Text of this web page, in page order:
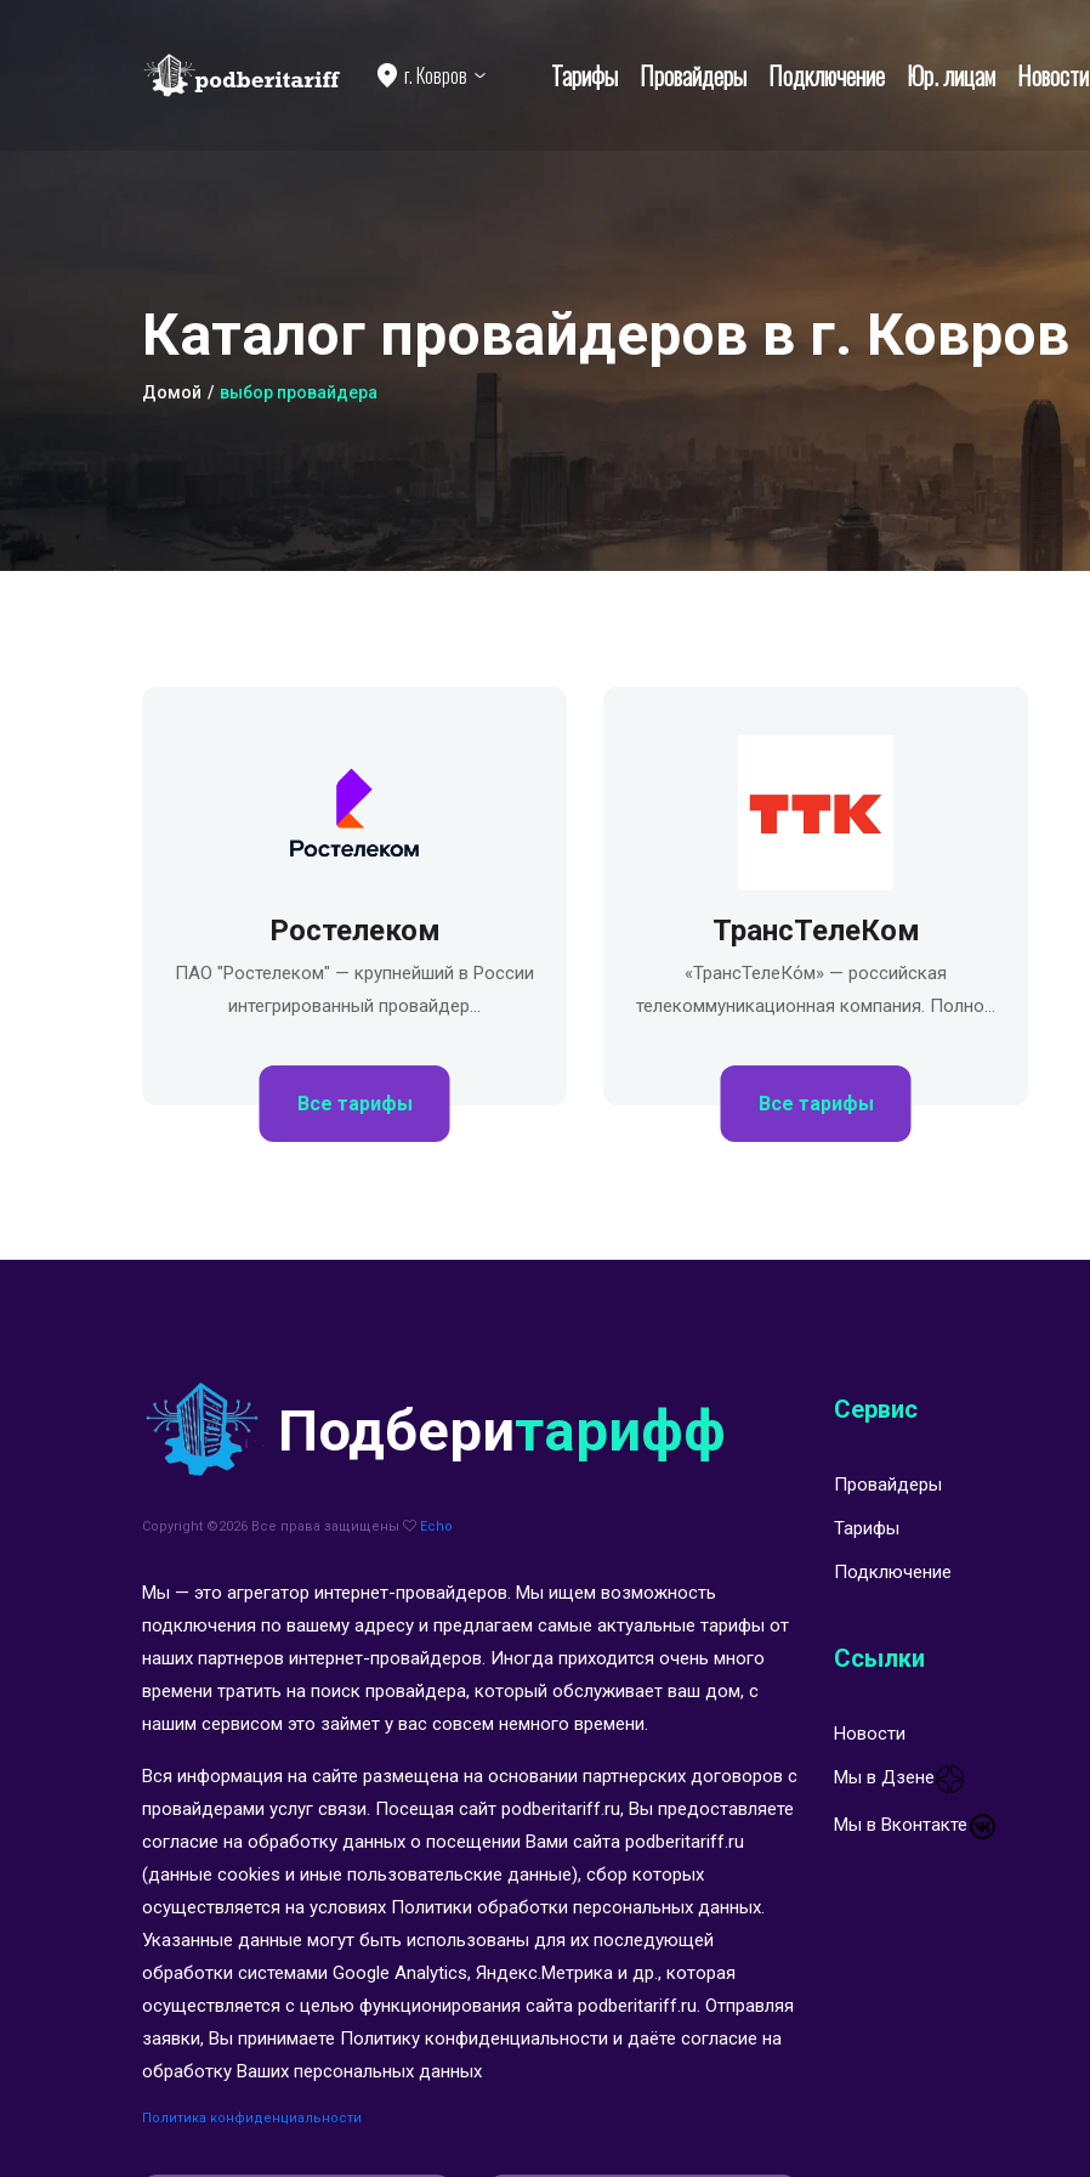
г. Ковров Тарифы Провайдеры Подключение Юр. лицам Новости
Каталог провайдеров в г. Ковров
Домой выбор провайдера
Ростелеком
ПАО "Ростелеком" — крупнейший в России
интегрированный провайдер…
Все тарифы
ТрансТелеКом
«ТрансТелеКо́м» — российская
телекоммуникационная компания. Полно…
Все тарифы
Подберитарифф
Copyright ©2026 Все права защищены Echo
Мы — это агрегатор интернет-провайдеров. Мы ищем возможность
подключения по вашему адресу и предлагаем самые актуальные тарифы от
наших партнеров интернет-провайдеров. Иногда приходится очень много
времени тратить на поиск провайдера, который обслуживает ваш дом, с
нашим сервисом это займет у вас совсем немного времени.
Вся информация на сайте размещена на основании партнерских договоров с
провайдерами услуг связи. Посещая сайт podberitariff.ru, Вы предоставляете
согласие на обработку данных о посещении Вами сайта podberitariff.ru
(данные cookies и иные пользовательские данные), сбор которых
осуществляется на условиях Политики обработки персональных данных.
Указанные данные могут быть использованы для их последующей
обработки системами Google Analytics, Яндекс.Метрика и др., которая
осуществляется с целью функционирования сайта podberitariff.ru. Отправляя
заявки, Вы принимаете Политику конфиденциальности и даёте согласие на
обработку Ваших персональных данных
Политика конфиденциальности
Сервис
Провайдеры
Тарифы
Подключение
Ссылки
Новости
Мы в Дзене
Мы в Вконтакте